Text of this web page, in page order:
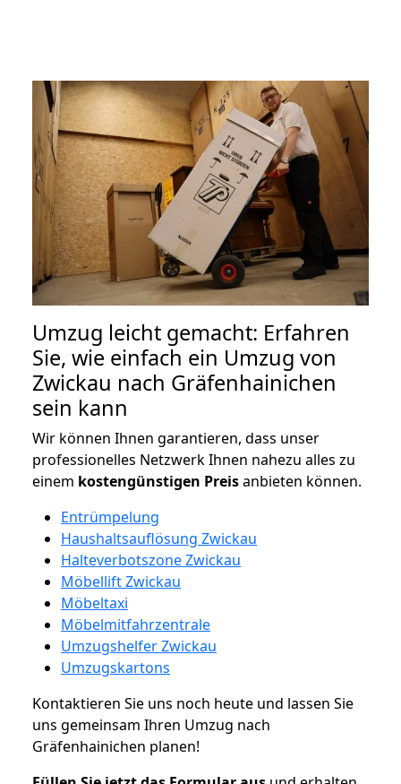
Umzug leicht gemacht: Erfahren
Sie, wie einfach ein Umzug von
Zwickau nach Gräfenhainichen
sein kann
Wir können Ihnen garantieren, dass unser
professionelles Netzwerk Ihnen nahezu alles zu
einem kostengünstigen Preisanbieten können.
Entrümpelung
Haushaltsauflösung Zwickau
Halteverbotszone Zwickau
Möbellift Zwickau
Möbeltaxi
Möbelmitfahrzentrale
Umzugshelfer Zwickau
Umzugskartons
Kontaktieren Sie uns noch heute und lassen Sie
uns gemeinsam Ihren Umzug nach
Gräfenhainichen planen!